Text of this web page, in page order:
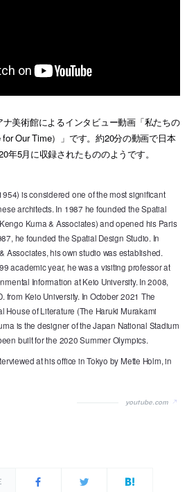
ナ美術館によるインタビュー動画「私たちの
Our Time）」です。約20分の動画で日本
年5月に収録されたもののようです。
is considered one of the most significant
architects. In 1987 he founded the Spatial
Kuma & Associates) and opened his Paris
he founded the Spatial Design Studio. In
Associates, his own studio was established.
academic year, he was a visiting professor at
Information at Keio University. In 2008,
from Keio University. In October 2021 The
House of Literature (The Haruki Murakami
is the designer of the Japan National Stadium
built for the 2020 Summer Olympics.
at his office in Tokyo by Mette Holm, in
youtube.com